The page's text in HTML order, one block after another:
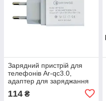
Зарядний пристрій для
телефонів Ar-qc3.0,
адаптер для заряджання
114 ₴